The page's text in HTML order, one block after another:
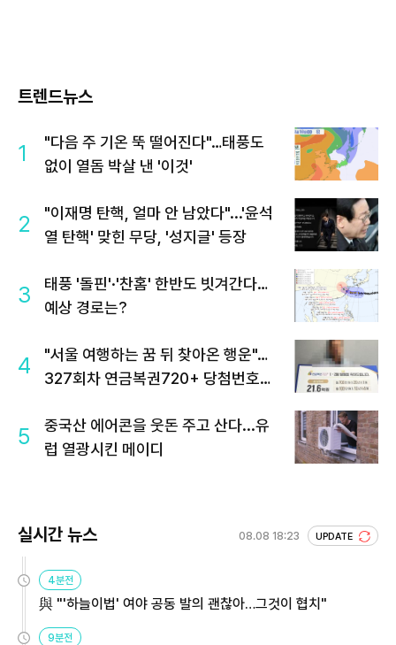
트렌드뉴스
1
"다음 주 기온 뚝 떨어진다"…태풍도
없이 열돔 박살 낸 '이것'
2
"이재명 탄핵, 얼마 안 남았다"...'윤석
열 탄핵' 맞힌 무당, '성지글' 등장
3
태풍 '돌핀'·'찬홈' 한반도 빗겨간다…
예상 경로는?
4
"서울 여행하는 꿈 뒤 찾아온 행운"…
327회차 연금복권720+ 당첨번호조
5
중국산 에어콘을 웃돈 주고 산다...유
럽 열광시킨 메이디
실시간 뉴스 08.08 18:23 UPDATE
4분전
與 "'하늘이법' 여야 공동 발의 괜찮아…그것이 협치"
9분전